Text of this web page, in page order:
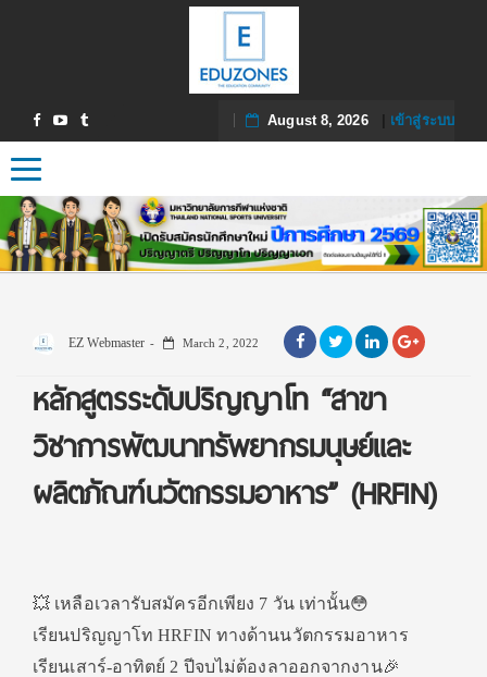
August 8, 2026| เข้าสู่ระบบ
Toggle navigation
EZ Webmaster March 2, 2022
หลักสูตรระดับปริญญาโท “สาขา
วิชาการพัฒนาทรัพยากรมนุษย์และ
ผลิตภัณฑ์นวัตกรรมอาหาร” (HRFIN)
💥 เหลือเวลารับสมัครอีกเพียง 7 วัน เท่านั้น😳
เรียนปริญญาโท HRFIN ทางด้านนวัตกรรมอาหาร
เรียนเสาร์-อาทิตย์ 2 ปีจบไม่ต้องลาออกจากงาน🎉